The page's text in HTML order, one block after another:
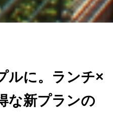
ルに。ランチ×
な新プランの